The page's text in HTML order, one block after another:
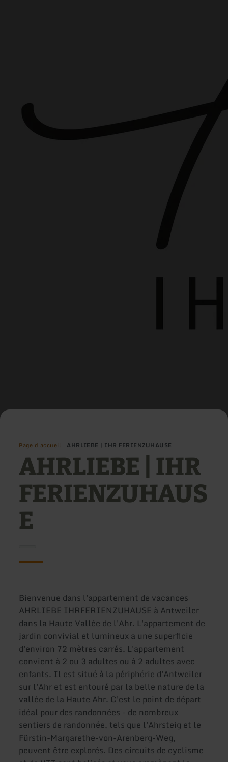
Page d'accueil AHRLIEBE | IHR FERIENZUHAUSE
AHRLIEBE | IHR
FERIENZUHAUS
E
Bienvenue dans l'appartement de vacances
AHRLIEBE IHRFERIENZUHAUSE à Antweiler
dans la Haute Vallée de l'Ahr. L'appartement de
jardin convivial et lumineux a une superficie
d'environ 72 mètres carrés. L'appartement
convient à 2 ou 3 adultes ou à 2 adultes avec
enfants. Il est situé à la périphérie d'Antweiler
sur l'Ahr et est entouré par la belle nature de la
vallée de la Haute Ahr. C'est le point de départ
idéal pour des randonnées - de nombreux
sentiers de randonnée, tels que l'Ahrsteig et le
Fürstin-Margarethe-von-Arenberg-Weg,
peuvent être explorés. Des circuits de cyclisme